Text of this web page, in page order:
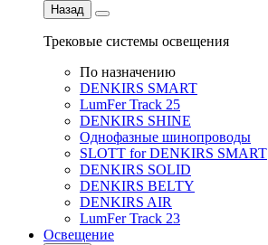
Назад
Трековые системы освещения
По назначению
DENKIRS SMART
LumFer Track 25
DENKIRS SHINE
Однофазные шинопроводы
SLOTT for DENKIRS SMART
DENKIRS SOLID
DENKIRS BELTY
DENKIRS AIR
LumFer Track 23
Освещение